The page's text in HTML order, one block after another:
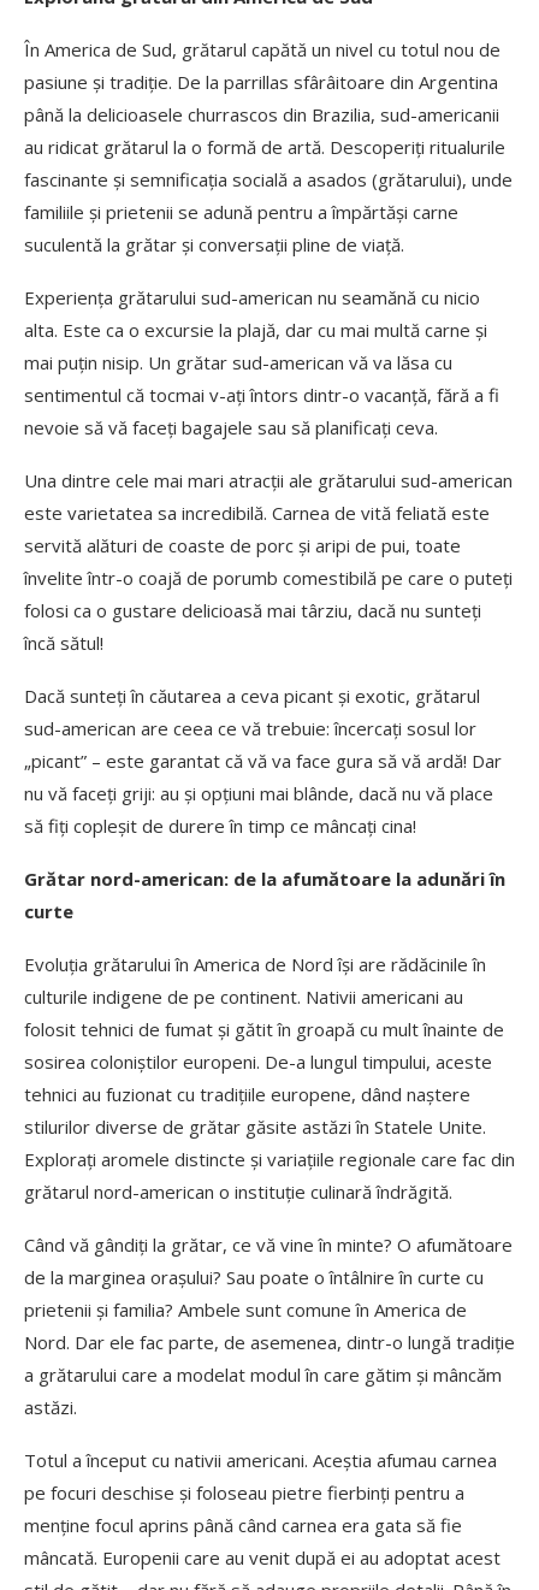
În America de Sud, grătarul capătă un nivel cu totul nou de
pasiune și tradiție. De la parrillas sfârâitoare din Argentina
până la delicioasele churrascos din Brazilia, sud-americanii
au ridicat grătarul la o formă de artă. Descoperiți ritualurile
fascinante și semnificația socială a asados (grătarului), unde
familiile și prietenii se adună pentru a împărtăși carne
suculentă la grătar și conversații pline de viață.
Experiența grătarului sud-american nu seamănă cu nicio
alta. Este ca o excursie la plajă, dar cu mai multă carne și
mai puțin nisip. Un grătar sud-american vă va lăsa cu
sentimentul că tocmai v-ați întors dintr-o vacanță, fără a fi
nevoie să vă faceți bagajele sau să planificați ceva.
Una dintre cele mai mari atracții ale grătarului sud-american
este varietatea sa incredibilă. Carnea de vită feliată este
servită alături de coaste de porc și aripi de pui, toate
învelite într-o coajă de porumb comestibilă pe care o puteți
folosi ca o gustare delicioasă mai târziu, dacă nu sunteți
încă sătul!
Dacă sunteți în căutarea a ceva picant și exotic, grătarul
sud-american are ceea ce vă trebuie: încercați sosul lor
„picant” – este garantat că vă va face gura să vă ardă! Dar
nu vă faceți griji: au și opțiuni mai blânde, dacă nu vă place
să fiți copleșit de durere în timp ce mâncați cina!
Grătar nord-american: de la afumătoare la adunări în
curte
Evoluția grătarului în America de Nord își are rădăcinile în
culturile indigene de pe continent. Nativii americani au
folosit tehnici de fumat și gătit în groapă cu mult înainte de
sosirea coloniștilor europeni. De-a lungul timpului, aceste
tehnici au fuzionat cu tradițiile europene, dând naștere
stilurilor diverse de grătar găsite astăzi în Statele Unite.
Explorați aromele distincte și variațiile regionale care fac din
grătarul nord-american o instituție culinară îndrăgită.
Când vă gândiți la grătar, ce vă vine în minte? O afumătoare
de la marginea orașului? Sau poate o întâlnire în curte cu
prietenii și familia? Ambele sunt comune în America de
Nord. Dar ele fac parte, de asemenea, dintr-o lungă tradiție
a grătarului care a modelat modul în care gătim și mâncăm
astăzi.
Totul a început cu nativii americani. Aceștia afumau carnea
pe focuri deschise și foloseau pietre fierbinți pentru a
menține focul aprins până când carnea era gata să fie
mâncată. Europenii care au venit după ei au adoptat acest